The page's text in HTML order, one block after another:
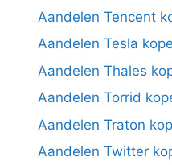
Aandelen Tencent
Aandelen Tesla
Aandelen Thales
Aandelen Torrid
Aandelen Traton
Aandelen Twitter